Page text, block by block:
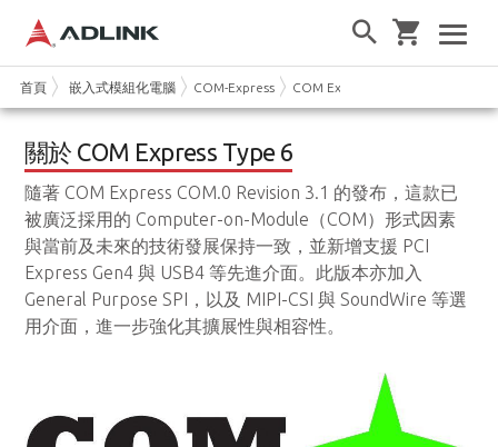
首頁 嵌入式模組化電腦 COM-Express COM Express Type 6
關於 COM Express Type 6
隨著 COM Express COM.0 Revision 3.1 的發布，這款已
被廣泛採用的 Computer-on-Module（COM）形式因素
與當前及未來的技術發展保持一致，並新增支援 PCI
Express Gen4 與 USB4 等先進介面。此版本亦加入
General Purpose SPI，以及 MIPI-CSI 與 SoundWire 等選
用介面，進一步強化其擴展性與相容性。